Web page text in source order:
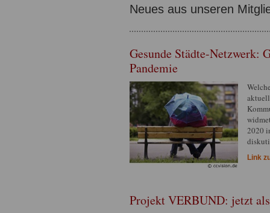
Neues aus unseren
Gesunde Städte-Netzwerk:
Pandemie
2020
Link
Projekt VERBUND: jetzt